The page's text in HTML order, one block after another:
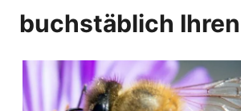
buchstäblich